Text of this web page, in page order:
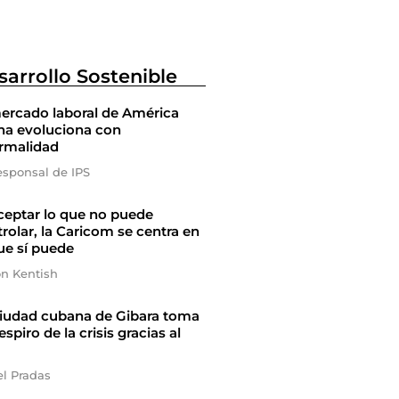
Sostenible
laboral de América
evoluciona con
de IPS
lo que no puede
la Caricom se centra en
sí puede
Kentish
cubana de Gibara toma
de la crisis gracias al
Pradas